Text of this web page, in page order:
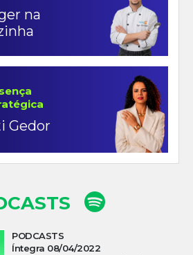
na
Gedor
PODCASTS
Íntegra 08/04/2022